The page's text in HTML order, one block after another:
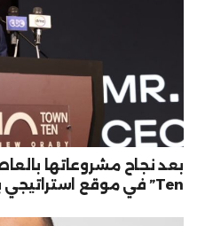
Ten” في موقع استراتيجي بالعبور